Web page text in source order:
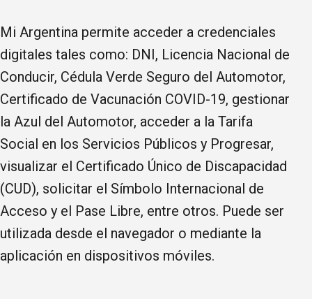
Mi Argentina permite acceder a credenciales
digitales tales como: DNI, Licencia Nacional de
Conducir, Cédula Verde Seguro del Automotor,
Certificado de Vacunación COVID-19, gestionar
la Azul del Automotor, acceder a la Tarifa
Social en los Servicios Públicos y Progresar,
visualizar el Certificado Único de Discapacidad
(CUD), solicitar el Símbolo Internacional de
Acceso y el Pase Libre, entre otros. Puede ser
utilizada desde el navegador o mediante la
aplicación en dispositivos móviles.